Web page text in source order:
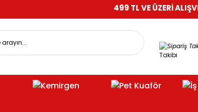
499 TL VE ÜZERİ
Takibi